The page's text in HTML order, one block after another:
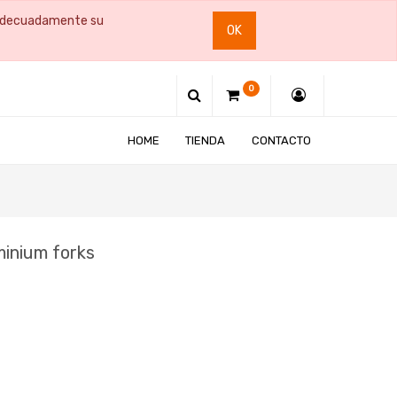
su
OK
0
HOME TIENDA CONTACTO
forks